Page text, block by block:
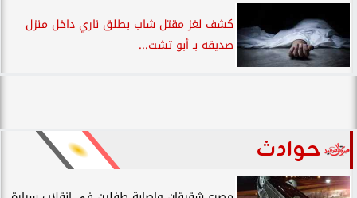
كشف لغز مقتل شاب بطلق ناري داخل منزل
صديقه بـ أبو تشت...
حوادث